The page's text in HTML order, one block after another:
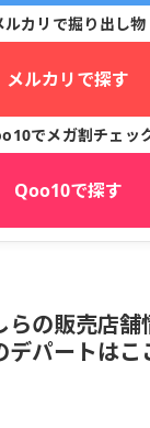
ルカリで掘り出し物
メルカリで探す
でメガ割チェッ
Qoo10で探す
らの販売店
パートはこ